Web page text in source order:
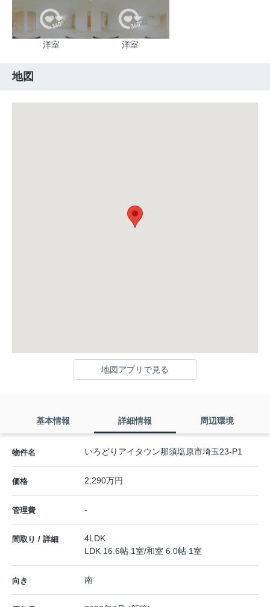
洋室 洋室
地図
地図アプリで見る
基本情報 詳細情報 周辺環境
物件名 いろどりアイタウン那須塩原市埼玉23-P1
価格 2,290万円
管理費 -
間取り / 詳細
4LDK
LDK 16.6帖 1室/和室 6.0帖 1室
向き 南